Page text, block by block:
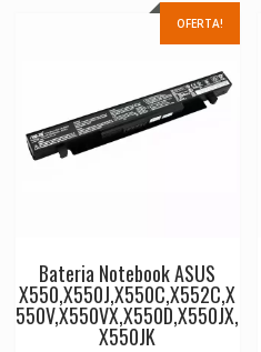
OFERTA!
Bateria Notebook ASUS
X550,X550J,X550C,X552C,X
550V,X550VX,X550D,X550JX,
X550JK